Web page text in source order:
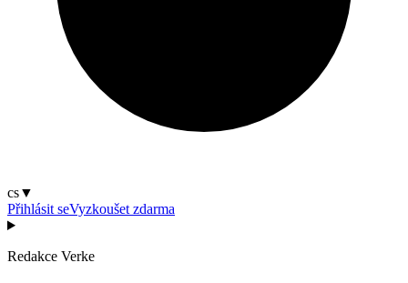
cs▼
Přihlásit seVyzkoušet zdarma
Redakce Verke